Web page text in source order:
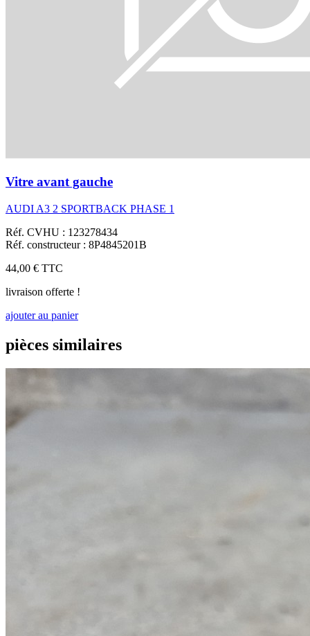
Vitre avant gauche
AUDI A3 2 SPORTBACK PHASE 1
Réf. CVHU : 123278434
Réf. constructeur : 8P4845201B
44,00 € TTC
livraison offerte !
ajouter au panier
pièces similaires